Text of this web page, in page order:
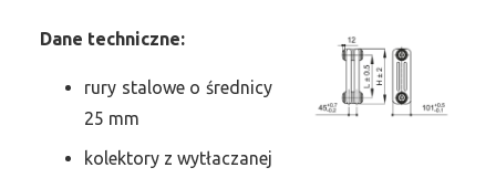
Dane techniczne:
rury stalowe o średnicy
25 mm
kolektory z wytłaczanej